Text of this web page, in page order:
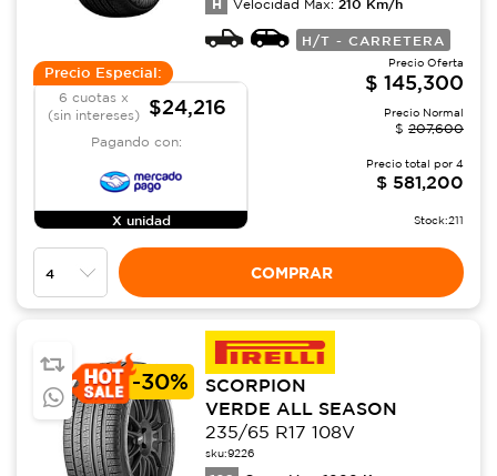
H Velocidad Max: 210 Km/h
H/T - CARRETERA
Precio Especial:
6 cuotas x
(sin intereses)
$24,216
Pagando con:
X unidad
Precio Oferta
$ 145,300
Precio Normal
$ 207,600
Precio total por 4
$ 581,200
Stock:211
COMPRAR
-30%
SCORPION
VERDE ALL SEASON
235/65 R17 108V
sku:9226